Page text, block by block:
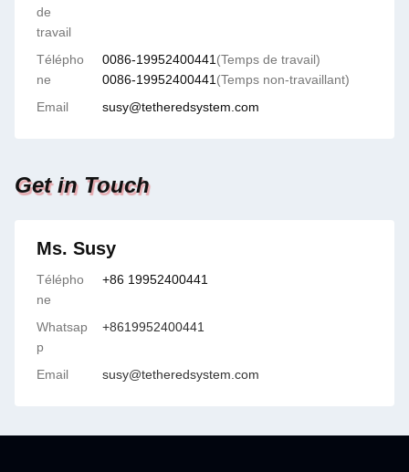
de
travail
Télépho
ne
0086-19952400441 (Temps de travail)
0086-19952400441 (Temps non-travaillant)
Email
susy@tetheredsystem.com
Get in Touch
Ms. Susy
Télépho
ne
+86 19952400441
Whatsap
p
+8619952400441
Email susy@tetheredsystem.com